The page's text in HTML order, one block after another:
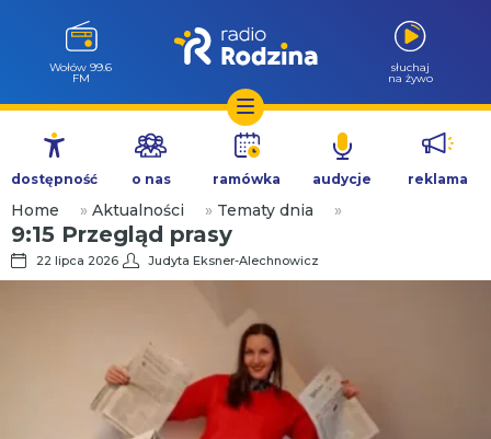
Przejdź
treści
Wołów 99.6
FM
słuchaj
na żywo
dostępność o nas ramówka audycje reklama
Home » Aktualności » Tematy dnia »
9:15 Przegląd prasy
22 lipca 2026 Judyta Eksner-Alechnowicz